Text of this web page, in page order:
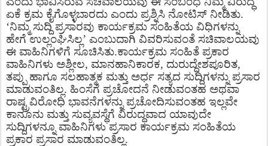
ಏಕೆ ಕ್ರಮ ಕೈಗೊಳ್ಳಬಾರದು ಎಂದು ಪ್ರಶ್ನಿಸಿ ನೋಟಿಸ್ ನೀಡಿತು.
‘ನಿಮ್ಮ ಸುದ್ದಿ ಪ್ರಸಾರವು ಕಾರ್ಯಕ್ರಮ ಸಂಹಿತೆಯ ವಿಧಿಗಳನ್ನು
ಹೇಗೆ ಉಲ್ಲಂಘಿಸಿಲ್ಲ’ ಎಂಬುದಾಗಿ ವಿವರಿಸುವಂತೆ ಸಚಿವಾಲಯವು
ಈ ವಾಹಿನಿಗಳಿಗೆ ಸೂಚಿಸಿತು.ಕಾರ್ಯಕ್ರಮ ಸಂಹಿತೆ ಪ್ರಕಾರ
ವಾಹಿನಿಗಳು ಅಶ್ಲೀಲ, ಮಾನಹಾನಿಕಾರಕ, ದುರುದ್ದೇಶಪೂರಿತ,
ತಪ್ಪು ಹಾಗೂ ಸಲಹಾತ್ಮಕ ಮತ್ತು ಅರ್ಧ ಸತ್ಯದ ಸುದ್ದಿಗಳನ್ನು ಪ್ರಸಾರ
ಮಾಡುವಂತಿಲ್ಲ. ಹಿಂಸೆಗೆ ಪ್ರಚೋದನೆ ನೀಡುವಂತಹ ಅಥವಾ
ರಾಷ್ಟ್ರವಿರೋಧಿ ಭಾವನೆಗಳನ್ನು ಪ್ರಚೋದಿಸುವಂತಹ ಇಲ್ಲವೇ
ಕಾನೂನು ಮತ್ತು ಸುವ್ಯವಸ್ಥೆಗೆ ವಿರುದ್ಧವಾದ ಯಾವುದೇ
ಸುದ್ದಿಗಳನ್ನೂ ವಾಹಿನಿಗಳು ಪ್ರಸಾರ ಕಾರ್ಯಕ್ರಮ ಸಂಹಿತೆಯ
ಪ್ರಕಾರ ಪ್ರಸಾರ ಮಾಡುವಂತಿಲ್ಲ.